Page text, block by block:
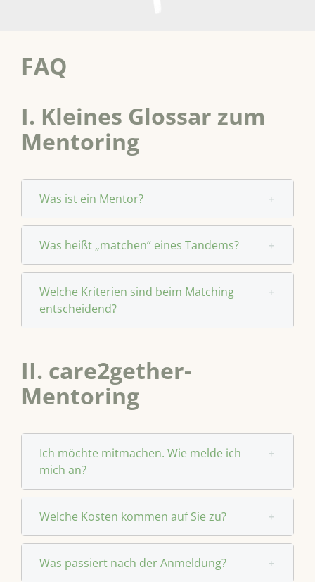
FAQ
I. Kleines Glossar zum
Mentoring
Was ist ein Mentor?
Was heißt „matchen“ eines Tandems?
Welche Kriterien sind beim Matching
entscheidend?
II. care2gether-
Mentoring
Ich möchte mitmachen. Wie melde ich
mich an?
Welche Kosten kommen auf Sie zu?
Was passiert nach der Anmeldung?